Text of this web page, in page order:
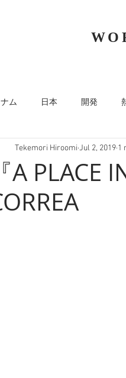
ム 日本 開発
『A PLACE
Tekemori Hiroomi Jul 2, 2019 1